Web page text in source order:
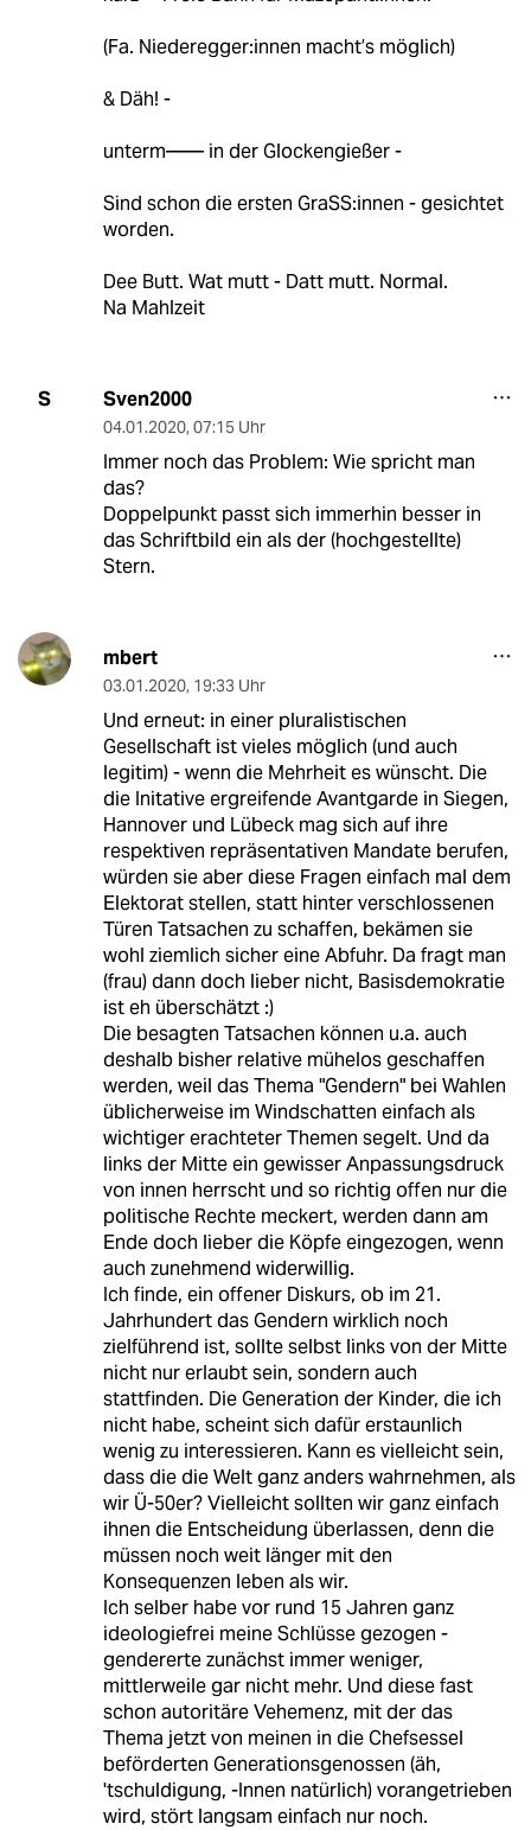
(Fa. Niederegger:innen macht’s möglich)
& Däh! -
unterm—— in der Glockengießer -
Sind schon die ersten GraSS:innen - gesichtet
worden.
Dee Butt. Wat mutt - Datt mutt. Normal.
Na Mahlzeit
S Sven2000
04.01.2020, 07:15 Uhr
Immer noch das Problem: Wie spricht man
das?
Doppelpunkt passt sich immerhin besser in
das Schriftbild ein als der (hochgestellte)
Stern.
mbert
03.01.2020, 19:33 Uhr
Und erneut: in einer pluralistischen
Gesellschaft ist vieles möglich (und auch
legitim) - wenn die Mehrheit es wünscht. Die
die Initative ergreifende Avantgarde in Siegen,
Hannover und Lübeck mag sich auf ihre
respektiven repräsentativen Mandate berufen,
würden sie aber diese Fragen einfach mal dem
Elektorat stellen, statt hinter verschlossenen
Türen Tatsachen zu schaffen, bekämen sie
wohl ziemlich sicher eine Abfuhr. Da fragt man
(frau) dann doch lieber nicht, Basisdemokratie
ist eh überschätzt :)
Die besagten Tatsachen können u.a. auch
deshalb bisher relative mühelos geschaffen
werden, weil das Thema "Gendern" bei Wahlen
üblicherweise im Windschatten einfach als
wichtiger erachteter Themen segelt. Und da
links der Mitte ein gewisser Anpassungsdruck
von innen herrscht und so richtig offen nur die
politische Rechte meckert, werden dann am
Ende doch lieber die Köpfe eingezogen, wenn
auch zunehmend widerwillig.
Ich finde, ein offener Diskurs, ob im 21.
Jahrhundert das Gendern wirklich noch
zielführend ist, sollte selbst links von der Mitte
nicht nur erlaubt sein, sondern auch
stattfinden. Die Generation der Kinder, die ich
nicht habe, scheint sich dafür erstaunlich
wenig zu interessieren. Kann es vielleicht sein,
dass die die Welt ganz anders wahrnehmen, als
wir Ü-50er? Vielleicht sollten wir ganz einfach
ihnen die Entscheidung überlassen, denn die
müssen noch weit länger mit den
Konsequenzen leben als wir.
Ich selber habe vor rund 15 Jahren ganz
ideologiefrei meine Schlüsse gezogen -
gendererte zunächst immer weniger,
mittlerweile gar nicht mehr. Und diese fast
schon autoritäre Vehemenz, mit der das
Thema jetzt von meinen in die Chefsessel
beförderten Generationsgenossen (äh,
'tschuldigung, -Innen natürlich) vorangetrieben
wird, stört langsam einfach nur noch.